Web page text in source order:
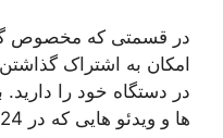
در قسمتی که مخصوص
امکان به اشتراک
در دستگاه خود را